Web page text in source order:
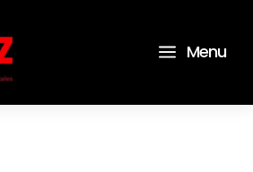
a Menu